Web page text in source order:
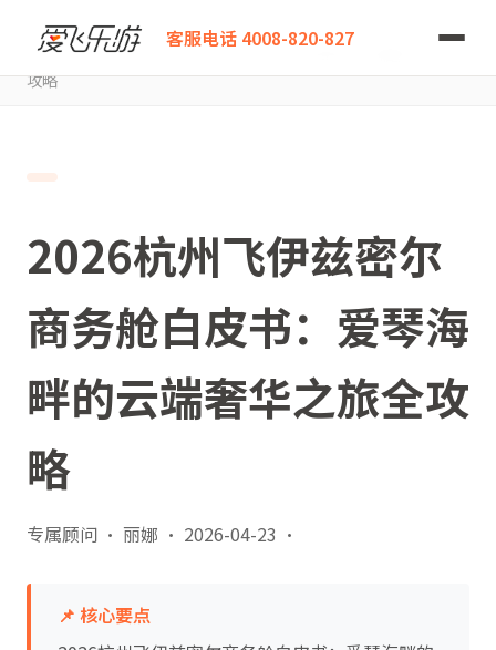
客服电话 4008-820-827
爱飞乐游
2026杭州飞伊兹密尔商务舱白皮书：爱琴海畔的云端奢华之旅全
攻略
2026杭州飞伊兹密尔
商务舱白皮书：爱琴海
畔的云端奢华之旅全攻
略
专属顾问 · 丽娜 · 2026-04-23 ·
📌 核心要点